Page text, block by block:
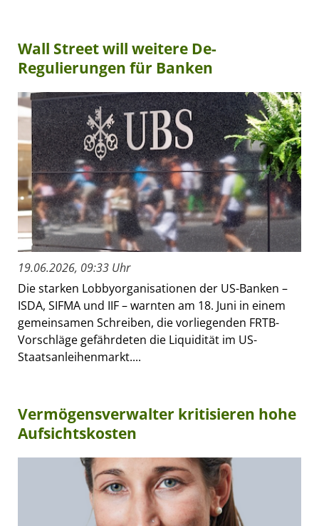
Wall Street will weitere De-
Regulierungen für Banken
19.06.2026, 09:33 Uhr
Die starken Lobbyorganisationen der US-Banken –
ISDA, SIFMA und IIF – warnten am 18. Juni in einem
gemeinsamen Schreiben, die vorliegenden FRTB-
Vorschläge gefährdeten die Liquidität im US-
Staatsanleihenmarkt....
Vermögensverwalter kritisieren hohe
Aufsichtskosten